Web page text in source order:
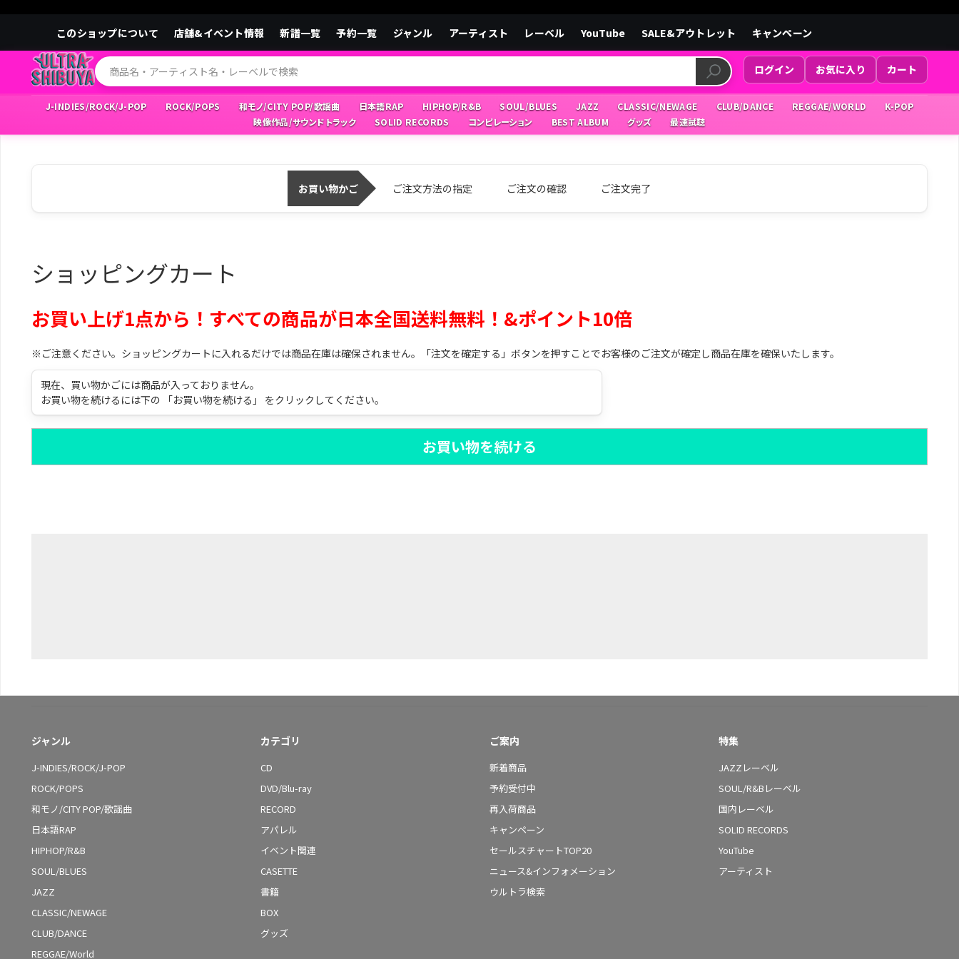
このショップについて 店舗&イベント情報 新譜一覧 予約一覧 ジャンル アーティスト レーベル YouTube SALE&アウトレット キャンペーン
ログイン お気に入り カート
J-INDIES/ROCK/J-POP ROCK/POPS 和モノ/CITY POP/歌謡曲 日本語RAP HIPHOP/R&B SOUL/BLUES JAZZ CLASSIC/NEWAGE CLUB/DANCE REGGAE/WORLD
K-POP
映像作品/サウンドトラック
SOLID RECORDS コンピレーション BEST ALBUM グッズ 最速試聴
お買い物かご ご注文方法の指定 ご注文の確認 ご注文完了
ショッピングカート
お買い上げ1点から！すべての商品が日本全国送料無料！&ポイント10倍
※ご注意ください。ショッピングカートに入れるだけでは商品在庫は確保されません。「注文を確定する」ボタンを押すことでお客様のご注文が確定し商品在庫を確保いたします。
現在、買い物かごには商品が入っておりません。
お買い物を続けるには下の 「お買い物を続ける」 をクリックしてください。
お買い物を続ける
ジャンル
J-INDIES/ROCK/J-POP
ROCK/POPS
和モノ/CITY POP/歌謡曲
日本語RAP
HIPHOP/R&B
SOUL/BLUES
JAZZ
CLASSIC/NEWAGE
CLUB/DANCE
REGGAE/World
カテゴリ
CD
DVD/Blu-ray
RECORD
アパレル
イベント関連
CASETTE
書籍
BOX
グッズ
ご案内
新着商品
予約受付中
再入荷商品
キャンペーン
セールスチャートTOP20
ニュース&インフォメーション
ウルトラ検索
特集
JAZZレーベル
SOUL/R&Bレーベル
国内レーベル
SOLID RECORDS
YouTube
アーティスト